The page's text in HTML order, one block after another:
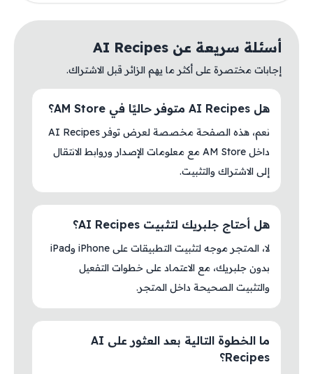
أسئلة سريعة عن AI Recipes
إجابات مختصرة على أكثر ما يهم الزائر قبل الاشتراك.
هل AI Recipes متوفر حاليًا في AM Store؟
نعم، هذه الصفحة مخصصة لعرض توفر AI Recipes
داخل AM Store مع معلومات الإصدار وروابط الانتقال
إلى الاشتراك والتثبيت.
هل أحتاج جلبريك لتثبيت AI Recipes؟
لا، المتجر موجه لتثبيت التطبيقات على iPhone وiPad
بدون جلبريك، مع الاعتماد على خطوات التفعيل
والتثبيت الصحيحة داخل المتجر.
ما الخطوة التالية بعد العثور على AI
Recipes؟